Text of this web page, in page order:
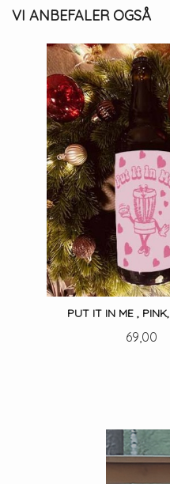
VI ANBEFALER OGSÅ
PUT IT IN ME ,
Pris
69,00